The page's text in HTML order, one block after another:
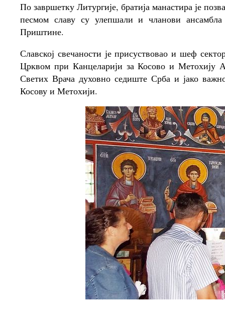
По завршетку Литургије, братија манастира је
песмом славу су улепшали и чланови
Приштине.
Славској свечаности је присуствовао и шеф
Црквом при Канцеларији за Косово и Метохију
Светих Врача духовно седиште Срба и јако
Косову и Метохији.